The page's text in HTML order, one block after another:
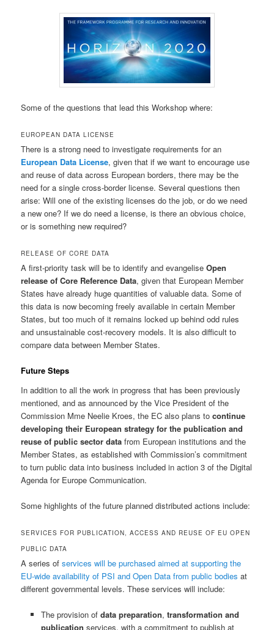
Some of the questions that lead this Workshop where:
EUROPEAN DATA LICENSE
There is a strong need to investigate requirements for an
European Data License, given that if we want to encourage use
and reuse of data across European borders, there may be the
need for a single cross-border license. Several questions then
arise: Will one of the existing licenses do the job, or do we need
a new one? If we do need a license, is there an obvious choice,
or is something new required?
RELEASE OF CORE DATA
A first-priority task will be to identify and evangeliseOpen
release of Core Reference Data, given that European Member
States have already huge quantities of valuable data. Some of
this data is now becoming freely available in certain Member
States, but too much of it remains locked up behind odd rules
and unsustainable cost-recovery models. It is also difficult to
compare data between Member States.
Future Steps
In addition to all the work in progress that has been previously
mentioned, and as announced by the Vice President of the
Commission Mme Neelie Kroes, the EC also plans tocontinue
developing their European strategy for the publication and
reuse of public sector data from European institutions and the
Member States, as established with Commission’s commitment
to turn public data into business included in action 3 of the Digital
Agenda for Europe Communication.
Some highlights of the future planned distributed actions include:
SERVICES FOR PUBLICATION, ACCESS AND REUSE OF EU OPEN
PUBLIC DATA
A series ofservices will be purchased aimed at supporting the
EU-wide availability of PSI and Open Data from public bodies at
different governmental levels. These services will include:
The provision of data preparation, transformation and
publication services, with a commitment to publish at